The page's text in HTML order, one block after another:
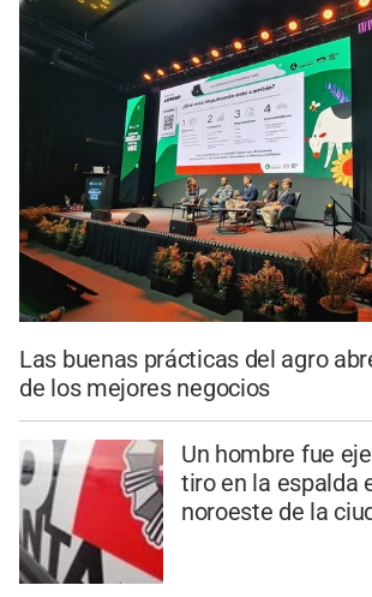
Las buenas prácticas del agro
de los mejores negocios
Un hombre fue
tiro en la espalda
noroeste de la